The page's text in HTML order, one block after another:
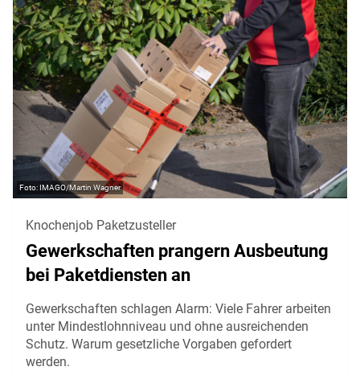
IMAGO/Martin Wagner
Knochenjob Paketzusteller
Gewerkschaften prangern Ausbeutung
bei Paketdiensten an
Gewerkschaften schlagen Alarm: Viele Fahrer arbeiten
unter Mindestlohnniveau und ohne ausreichenden
Schutz. Warum gesetzliche Vorgaben gefordert
werden.